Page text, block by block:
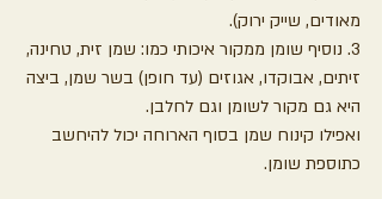
מאודים, שייק ירוק).
3. נוסיף שומן ממקור איכותי כמו: שמן זית, טחינה,
זיתים, אבוקדו, אגוזים (עד חופן) בשר שמן, ביצה
היא גם מקור לשומן וגם לחלבן.
ואפילו קינוח שמן בסוף הארוחה יכול להיחשב
כתוספת שומן.